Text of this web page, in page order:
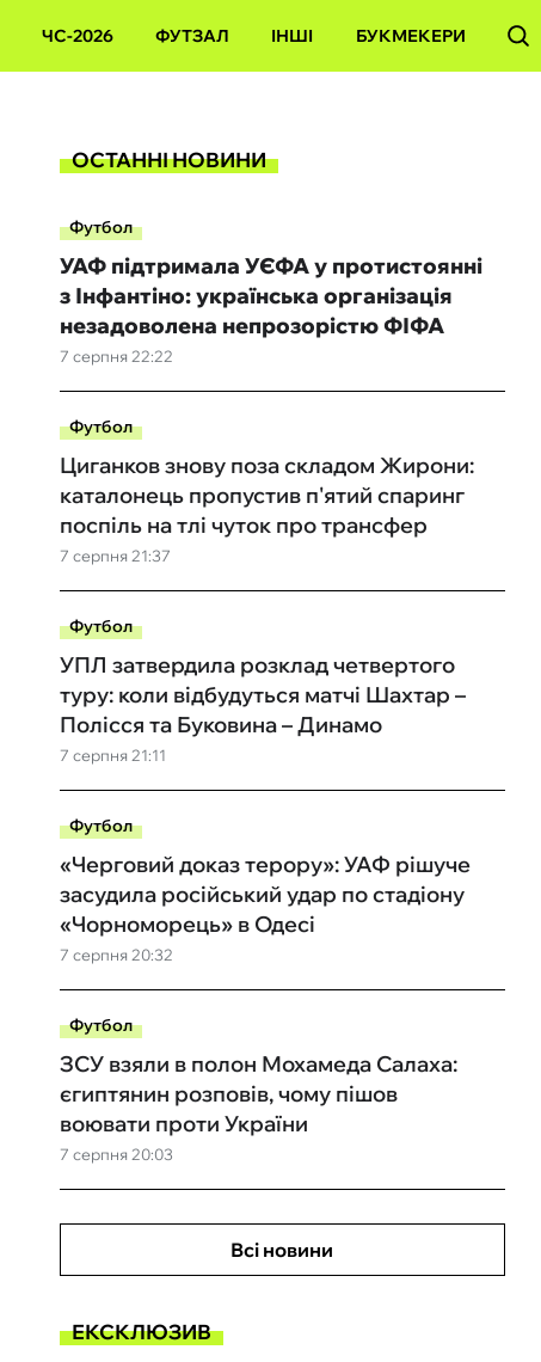
ЧС-2026 ФУТЗАЛ ІНШІ БУКМЕКЕРИ
ОСТАННІ НОВИНИ
Футбол
7 серпня 22:22
УАФ підтримала УЄФА у протистоянні
з Інфантіно: українська організація
незадоволена непрозорістю ФІФА
Футбол
7 серпня 21:37
Циганков знову поза складом Жирони:
каталонець пропустив п'ятий спаринг
поспіль на тлі чуток про трансфер
Футбол
7 серпня 21:11
УПЛ затвердила розклад четвертого
туру: коли відбудуться матчі Шахтар –
Полісся та Буковина – Динамо
Футбол
7 серпня 20:32
«Черговий доказ терору»: УАФ рішуче
засудила російський удар по стадіону
«Чорноморець» в Одесі
Футбол
7 серпня 20:03
ЗСУ взяли в полон Мохамеда Салаха:
єгиптянин розповів, чому пішов
воювати проти України
Всі новини
ЕКСКЛЮЗИВ